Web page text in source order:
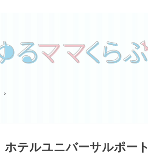
ホテルユニバーサルポー